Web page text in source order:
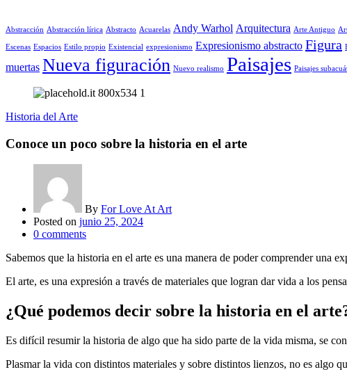
Abstracción Abstracción lírica Abstracto Acuarelas Andy Warhol Arquitectura Arte Antiguo
Escenas Espacios Estilo propio Existencial expresionismo Expresionismo abstracto Figura
muertas Nueva figuración Nuevo realismo Paisajes Paisajes
Historia del Arte
Conoce un poco sobre la historia en el arte
By For Love At Art
Posted on junio 25, 2024
0 comments
Sabemos que la historia en el arte es una manera de poder comprender una
El arte, es una expresión a través de materiales que logran dar vida a los
¿Qué podemos decir sobre la historia en el
Es difícil resumir la historia de algo que ha sido parte de la vida misma, se
Plasmar la vida con distintos materiales y sobre distintos lienzos, no es algo